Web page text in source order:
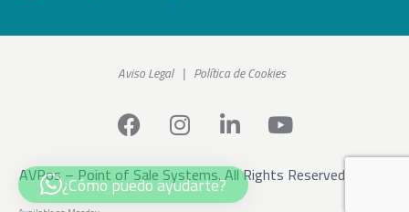
AVPos – Point of Sale Systems. All Rights Reserved ©2026
Aviso Legal| Política de Cookies
¿Cómo puedo ayudarte?